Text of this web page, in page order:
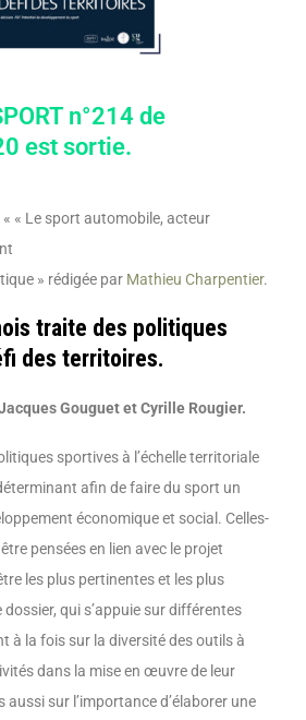
n°214 de
est sortie.
« Le sport automobile, acteur
» rédigée par Mathieu Charpentier.
traite des politiques
des territoires.
Gouguet et Cyrille Rougier.
sportives à l’échelle territoriale
afin de faire du sport un
économique et social. Celles-
pensées en lien avec le projet
les plus pertinentes et les plus
qui s’appuie sur différentes
à la fois sur la diversité des outils à
dans la mise en œuvre de leur
sur l’importance d’élaborer une